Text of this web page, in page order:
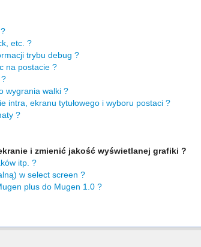
etc. ?
trybu debug ?
na postacie ?
wygrania walki ?
intra, ekranu tytułowego i wyboru postaci ?
?
i zmienić jakość wyświetlanej grafiki ?
itp. ?
w select screen ?
plus do Mugen 1.0 ?